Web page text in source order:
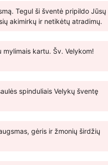
Tegul ši šventė pripildo Jūsų
akimirkų ir netikėtų atradimų.
kartu. Šv. Velykom!
spinduliais Velykų šventę
gėris ir žmonių širdžių